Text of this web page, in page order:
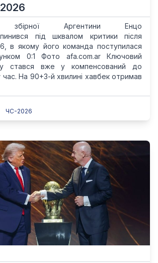
збірної Аргентини Енцо
під шквалом критики після
в якому його команда поступилася
0:1 Фото afa.com.ar Ключовий
стався вже у компенсований до
час. На 90+3-й хвилині хавбек отримав
ЧС-2026